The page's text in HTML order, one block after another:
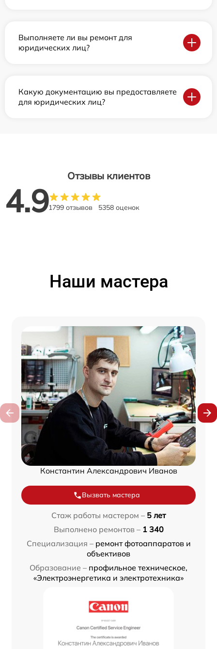
Выполняете ли вы ремонт для
юридических лиц?
Какую документацию вы предоставляете
для юридических лиц?
Отзывы клиентов
4.91799 отзывов 5358 оценок
Наши мастера
Константин Александрович Иванов
Вызвать мастера
Стаж работы мастером – 5 лет
Выполнено ремонтов – 1 340
Специализация – ремонт фотоаппаратов и
объективов
Образование – профильное техническое,
«Электроэнергетика и электротехника»